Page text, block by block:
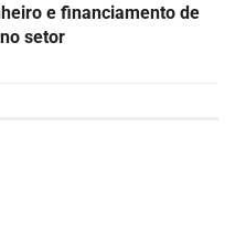
e financiamento de
setor